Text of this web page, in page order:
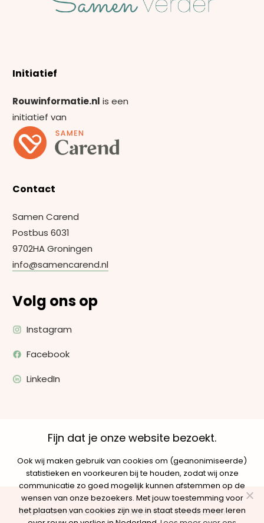
Initiatief
Rouwinformatie.nl is een
initiatief van
Contact
Samen Carend
Postbus 6031
9702HA Groningen
info@samencarend.nl
Volg ons op
Instagram
Facebook
LinkedIn
© 2025 Samen Carend
Algemene voorwaarden
Fijn dat je onze website bezoekt.
Ook wij maken gebruik van cookies om (geanonimiseerde)
statistieken en voorkeuren bij te houden, zodat wij onze
communicatie zo goed mogelijk kunnen afstemmen op de
wensen van onze bezoekers. Met jouw toestemming voor
het plaatsen van cookies zijn we in staat steeds meer leren